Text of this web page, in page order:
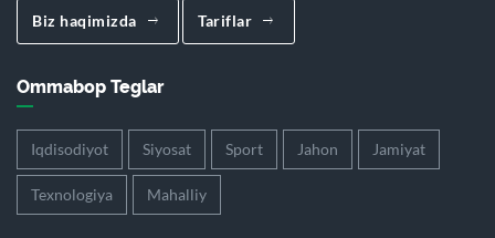
Biz haqimizda Tariflar
Ommabop Teglar
Iqdisodiyot Siyosat Sport Jahon Jamiyat
Texnologiya Mahalliy